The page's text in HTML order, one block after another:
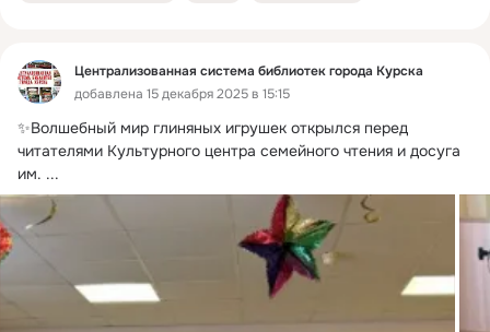
Централизованная система библиотек города Курска
добавлена 15 декабря 2025 в 15:15
✨Волшебный мир глиняных игрушек открылся перед
читателями Культурного центра семейного чтения и досуга
им. ...